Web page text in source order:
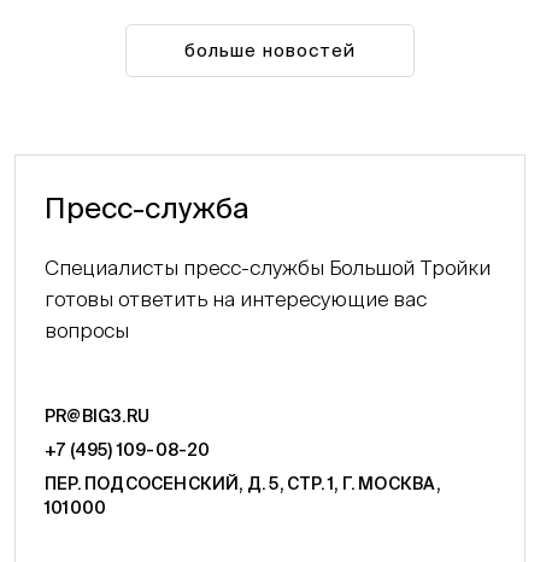
больше новостей
Пресс-служба
Специалисты пресс-службы Большой Тройки
готовы ответить на интересующие вас
вопросы
PR@BIG3.RU
+7 (495) 109-08-20
ПЕР. ПОДСОСЕНСКИЙ, Д. 5, СТР. 1, Г. МОСКВА,
101000